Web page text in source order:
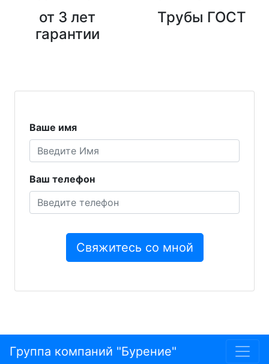
от 3 лет
гарантии
Трубы ГОСТ
Ваше имя
Ваш телефон
Группа компаний "Бурение"